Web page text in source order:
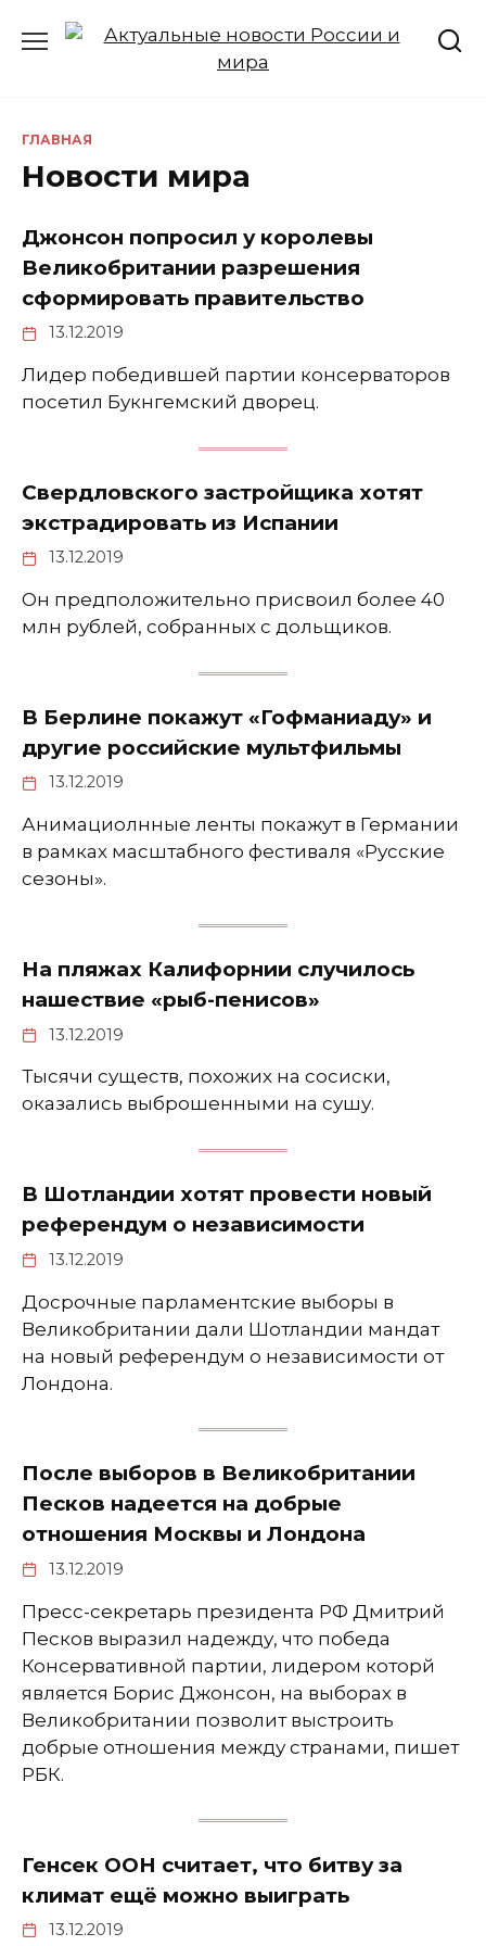
ГЛАВНАЯ
Новости мира
Джонсон попросил у королевы
Великобритании разрешения
сформировать правительство
13.12.2019
Лидер победившей партии консерваторов
посетил Букнгемский дворец.
Свердловского застройщика хотят
экстрадировать из Испании
13.12.2019
Он предположительно присвоил более 40
млн рублей, собранных с дольщиков.
В Берлине покажут «Гофманиаду» и
другие российские мультфильмы
13.12.2019
Анимациолнные ленты покажут в Германии
в рамках масштабного фестиваля «Русские
сезоны».
На пляжах Калифорнии случилось
нашествие «рыб-пенисов»
13.12.2019
Тысячи существ, похожих на сосиски,
оказались выброшенными на сушу.
В Шотландии хотят провести новый
референдум о независимости
13.12.2019
Досрочные парламентские выборы в
Великобритании дали Шотландии мандат
на новый референдум о независимости от
Лондона.
После выборов в Великобритании
Песков надеется на добрые
отношения Москвы и Лондона
13.12.2019
Пресс-секретарь президента РФ Дмитрий
Песков выразил надежду, что победа
Консервативной партии, лидером которй
является Борис Джонсон, на выборах в
Великобритании позволит выстроить
добрые отношения между странами, пишет
РБК.
Генсек ООН считает, что битву за
климат ещё можно выиграть
13.12.2019